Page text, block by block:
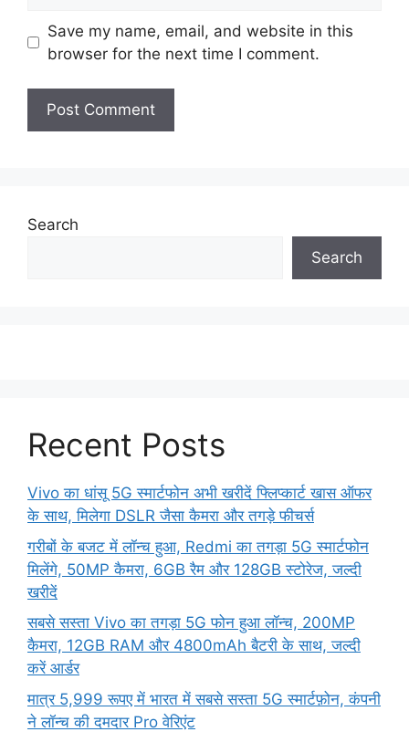
Save my name, email, and website in this
browser for the next time I comment.
Search
Search
Recent Posts
Vivo का धांसू 5G स्मार्टफोन अभी खरीदें फ्लिप्कार्ट खास ऑफर
के साथ, मिलेगा DSLR जैसा कैमरा और तगड़े फीचर्स
गरीबों के बजट में लॉन्च हुआ, Redmi का तगड़ा 5G स्मार्टफोन
मिलेंगे, 50MP कैमरा, 6GB रैम और 128GB स्टोरेज, जल्दी
खरीदें
सबसे सस्ता Vivo का तगड़ा 5G फोन हुआ लॉन्च, 200MP
कैमरा, 12GB RAM और 4800mAh बैटरी के साथ, जल्दी
करें आर्डर
मात्र 5,999 रूपए में भारत में सबसे सस्ता 5G स्मार्टफ़ोन, कंपनी
ने लॉन्च की दमदार Pro वेरिएंट